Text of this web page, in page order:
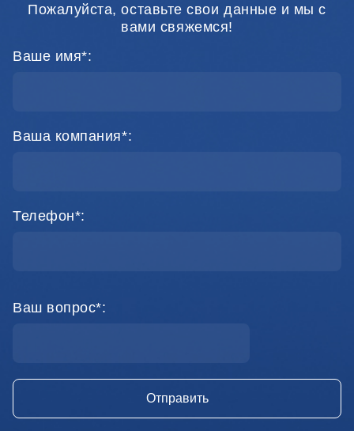
Пожалуйста, оставьте свои данные и мы с
вами свяжемся!
Ваше имя*:
Ваша компания*:
Телефон*:
Ваш вопрос*: